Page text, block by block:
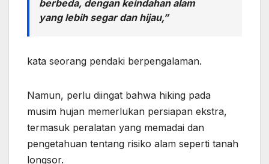
berbeda, dengan keindahan alam
yang lebih segar dan hijau,”
kata seorang pendaki berpengalaman.
Namun, perlu diingat bahwa hiking pada
musim hujan memerlukan persiapan ekstra,
termasuk peralatan yang memadai dan
pengetahuan tentang risiko alam seperti tanah
longsor.